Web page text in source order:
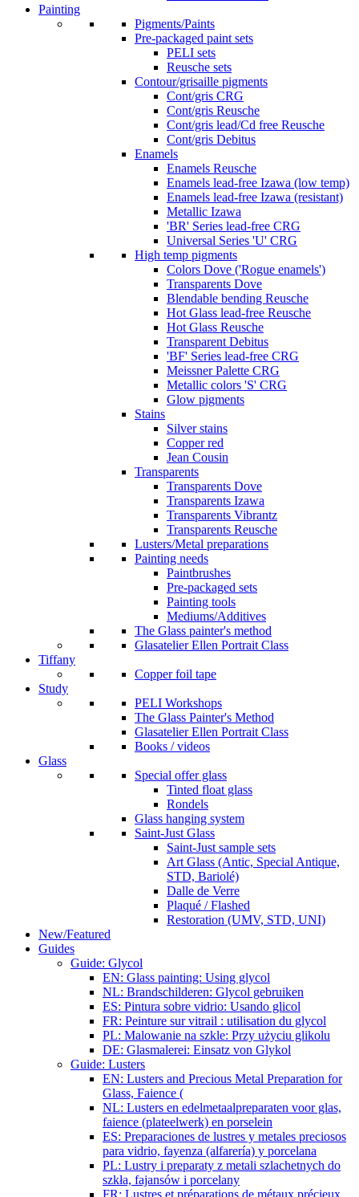
Painting
Pigments/Paints
Pre-packaged paint sets
PELI sets
Reusche sets
Contour/grisaille pigments
Cont/gris CRG
Cont/gris Reusche
Cont/gris lead/Cd free Reusche
Cont/gris Debitus
Enamels
Enamels Reusche
Enamels lead-free Izawa (low temp)
Enamels lead-free Izawa (resistant)
Metallic Izawa
'BR' Series lead-free CRG
Universal Series 'U' CRG
High temp pigments
Colors Dove ('Rogue enamels')
Transparents Dove
Blendable bending Reusche
Hot Glass lead-free Reusche
Hot Glass Reusche
Transparent Debitus
'BF' Series lead-free CRG
Meissner Palette CRG
Metallic colors 'S' CRG
Glow pigments
Stains
Silver stains
Copper red
Jean Cousin
Transparents
Transparents Dove
Transparents Izawa
Transparents Vibrantz
Transparents Reusche
Lusters/Metal preparations
Painting needs
Paintbrushes
Pre-packaged sets
Painting tools
Mediums/Additives
The Glass painter's method
Glasatelier Ellen Portrait Class
Tiffany
Copper foil tape
Study
PELI Workshops
The Glass Painter's Method
Glasatelier Ellen Portrait Class
Books / videos
Glass
Special offer glass
Tinted float glass
Rondels
Glass hanging system
Saint-Just Glass
Saint-Just sample sets
Art Glass (Antic, Special Antique,
STD, Bariolé)
Dalle de Verre
Plaqué / Flashed
Restoration (UMV, STD, UNI)
New/Featured
Guides
Guide: Glycol
EN: Glass painting: Using glycol
NL: Brandschilderen: Glycol gebruiken
ES: Pintura sobre vidrio: Usando glicol
FR: Peinture sur vitrail : utilisation du glycol
PL: Malowanie na szkle: Przy użyciu glikolu
DE: Glasmalerei: Einsatz von Glykol
Guide: Lusters
EN: Lusters and Precious Metal Preparation for
Glass, Faience (
NL: Lusters en edelmetaalpreparaten voor glas,
faience (plateelwerk) en porselein
ES: Preparaciones de lustres y metales preciosos
para vidrio, fayenza (alfarería) y porcelana
PL: Lustry i preparaty z metali szlachetnych do
szkła, fajansów i porcelany
FR: Lustres et préparations de métaux précieux